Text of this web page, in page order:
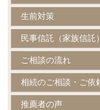
生前対策
民事信託（家族信託）
ご相談の流れ
相続のご相談・ご依
推薦者の声